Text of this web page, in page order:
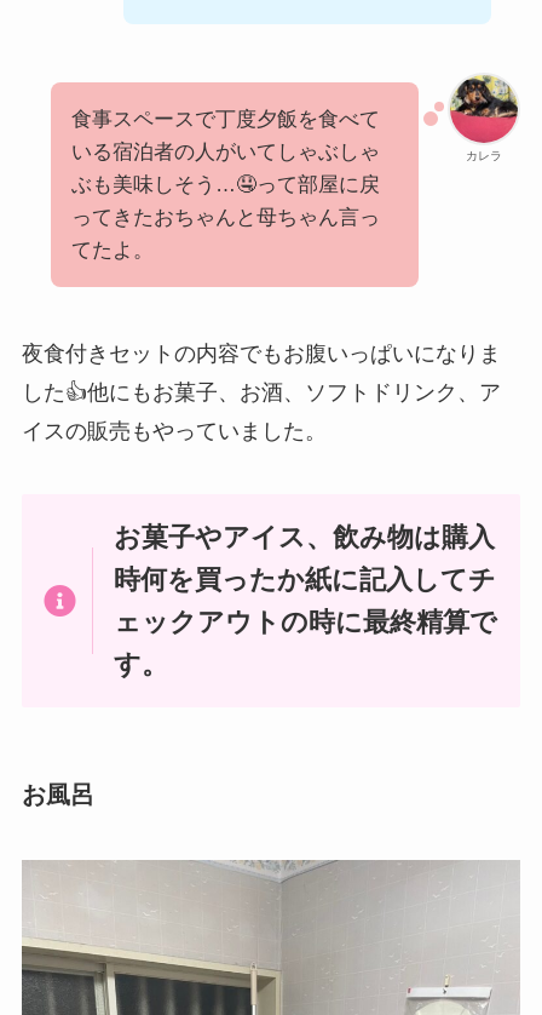
カレラ
食事スペースで丁度夕飯を食べて
いる宿泊者の人がいてしゃぶしゃ
ぶも美味しそう…🤤って部屋に戻
ってきたおちゃんと母ちゃん言っ
てたよ。
夜食付きセットの内容でもお腹いっぱいになりま
した👍他にもお菓子、お酒、ソフトドリンク、ア
イスの販売もやっていました。
お菓子やアイス、飲み物は購入
時何を買ったか紙に記入してチ
ェックアウトの時に最終精算で
す。
お風呂